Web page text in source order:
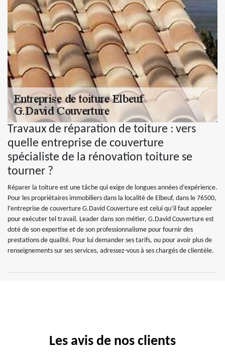
Travaux de réparation de toiture : vers
quelle entreprise de couverture
spécialiste de la rénovation toiture se
tourner ?
Réparer la toiture est une tâche qui exige de longues années d’expérience.
Pour les propriétaires immobiliers dans la localité de Elbeuf, dans le 76500,
l’entreprise de couverture G.David Couverture est celui qu’il faut appeler
pour exécuter tel travail. Leader dans son métier, G.David Couverture est
doté de son expertise et de son professionnalisme pour fournir des
prestations de qualité. Pour lui demander ses tarifs, ou pour avoir plus de
renseignements sur ses services, adressez-vous à ses chargés de clientèle.
Les avis de nos clients